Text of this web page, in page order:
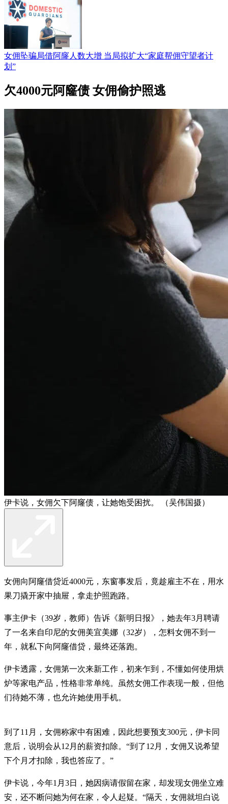
女佣坠骗局借阿窿人数大增 当局拟扩大“家庭帮佣守望者计
划”
欠4000元阿窿债 女佣偷护照逃
伊卡说，女佣欠下阿窿债，让她饱受困扰。 （吴伟国摄）
女佣向阿窿借贷近4000元，东窗事发后，竟趁雇主不在，用水
果刀撬开家中抽屉，拿走护照跑路。
事主伊卡（39岁，教师）告诉《新明日报》，她去年3月聘请
了一名来自印尼的女佣美宜美娜（32岁），怎料女佣不到一
年，就私下向阿窿借贷，最终还落跑。
伊卡透露，女佣第一次来新工作，初来乍到，不懂如何使用烘
炉等家电产品，性格非常单纯。虽然女佣工作表现一般，但他
们待她不薄，也允许她使用手机。
到了11月，女佣称家中有困难，因此想要预支300元，伊卡同
意后，说明会从12月的薪资扣除。“到了12月，女佣又说希望
下个月才扣除，我也答应了。”
伊卡说，今年1月3日，她因病请假留在家，却发现女佣坐立难
安，还不断问她为何在家，令人起疑。“隔天，女佣就坦白说